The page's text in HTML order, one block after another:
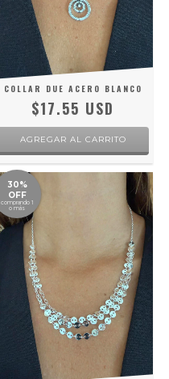
COLLAR DUE ACERO BLANCO
$17.55 USD
30%
OFF
comprando 1
o más